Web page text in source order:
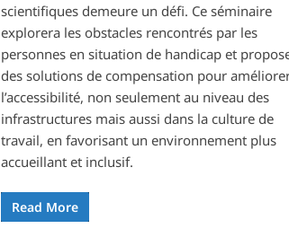
scientifiques demeure un défi. Ce séminaire
explorera les obstacles rencontrés par les
personnes en situation de handicap et
des solutions de compensation pour
l’accessibilité, non seulement au niveau des
infrastructures mais aussi dans la culture de
travail, en favorisant un environnement plus
accueillant et inclusif.
Read More